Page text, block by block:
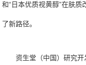
和“日本优质视黄醇”在肤
了新路径。
资生堂（中国）研究